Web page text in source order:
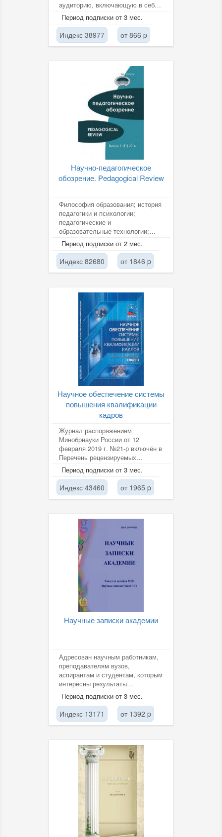
аудиторию, включающую в себя
ученых, преподавателей учебных
заведений,...
Период подписки от 3 мес.
Индекс 38977 от 866 p
Научно-педагогическое
обозрение. Pedagogical Review
Философия образования; история
педагогики и психологии;
педагогические и
образовательные технологии;
компетентностный подход в
образовании;...
Период подписки от 2 мес.
Индекс 82680 от 1846 p
Научное обеспечение системы
повышения квалификации
кадров
Журнал распоряжением
Минобрнауки России от 12
февраля 2019 г. №21-р включён в
Перечень рецензируемых
научных изданий. Входит в
систему РИНЦ. Издание...
Период подписки от 3 мес.
Индекс 43460 от 1965 p
Научные записки академии
Адресован научным работникам,
преподавателям вузов,
аспирантам и студентам, которым
интересны результаты
актуальных исследований
молодых ученых по...
Период подписки от 3 мес.
Индекс 13171 от 1392 p